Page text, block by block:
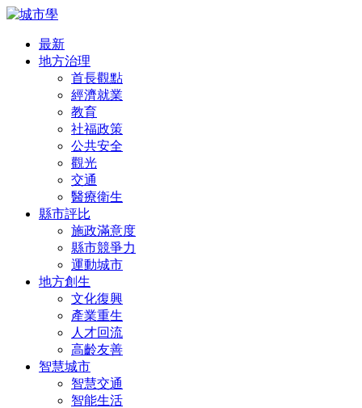
最新
地方治理
首長觀點
經濟就業
教育
社福政策
公共安全
觀光
交通
醫療衛生
縣市評比
施政滿意度
縣市競爭力
運動城市
地方創生
文化復興
產業重生
人才回流
高齡友善
智慧城市
智慧交通
智能生活